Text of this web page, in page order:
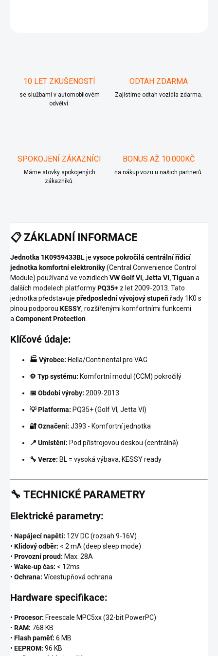
10 LET ZKUŠENOSTÍ
se službami v automobilovém
odvětví.
ODTAH ZDARMA
Zajistíme odtah vozidla zdarma.
SPOKOJENÍ ZÁKAZNÍCI
Máme stovky spokojených
zákazníků.
BONUS AŽ 10.000KČ
na nákup vozu u našich partnerů.
📋 ZÁKLADNÍ INFORMACE
Jednotka 1K0959433BLje vysoce pokročilá centrální řídicí
jednotka komfortní elektroniky(Central Convenience Control
Module) používaná ve vozidlech VW Golf VI, Jetta VI, Tiguana
dalších modelech platformyPQ35+ z let 2009-2013. Tato
jednotka představuje předposlední vývojový stupeň řady 1K0 s
plnou podporou KESSY, rozšířenými komfortními funkcemi
a Component Protection
Klíčové údaje:
🏭 Výrobce: Hella/Continental pro VAG
⚙️ Typ systému: Komfortní modul (CCM) pokročilý
📅 Období výroby: 2009-2013
💡 Platforma: PQ35+ (Golf VI, Jetta VI)
🔐 Označení: J393 - Komfortní jednotka
📍 Umístění: Pod přístrojovou deskou (centrálně)
🔧 Verze: BL = vysoká výbava, KESSY ready
🔧 TECHNICKÉ PARAMETRY
Elektrické parametry:
• Napájecí napětí: 12V DC (rozsah 9-16V)
• Klidový odběr: < 2 mA (deep sleep mode)
• Provozní proud: Max. 28A
• Wake-up čas: < 12ms
• Ochrana: Vícestupňová ochrana
Hardware specifikace:
• Procesor: Freescale MPC5xx (32-bit PowerPC)
• RAM: 768 KB
• Flash paměť: 6 MB
• EEPROM: 96 KB